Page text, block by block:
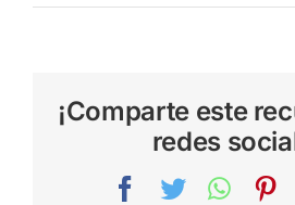
¡Comparte este
redes
Facebook
Twitter